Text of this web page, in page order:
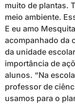
muito de plantas.
meio ambiente.
E eu amo
acompanhado da
da unidade
importância de
alunos. “Na
professor de
usamos para o